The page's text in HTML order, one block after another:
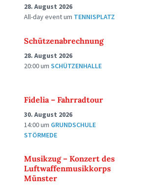
28. August 2026
All-day eventum TENNISPLATZ
Schützenabrechnung
28. August 2026
20:00umSCHÜTZENHALLE
Fidelia – Fahrradtour
30. August 2026
14:00um GRUNDSCHULE
STÖRMEDE
Musikzug – Konzert des
Luftwaffenmusikkorps
Münster